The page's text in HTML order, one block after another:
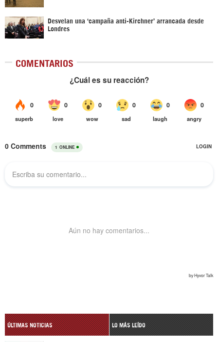
Desvelan una ‘campaña anti-Kirchner’ arrancada desde
Londres
COMENTARIOS
ÚLTIMAS NOTICIAS LO MÁS LEÍDO